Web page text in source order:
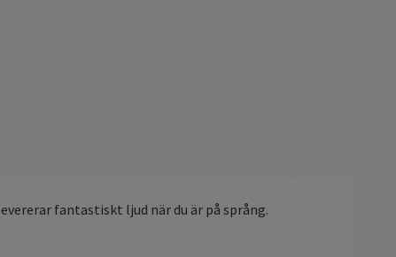
fantastiskt ljud när du är på språng.